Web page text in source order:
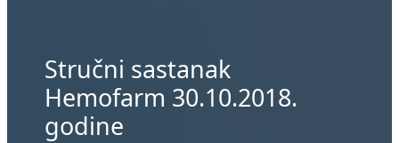
Stručni sastanak
Hemofarm 30.10.2018.
godine